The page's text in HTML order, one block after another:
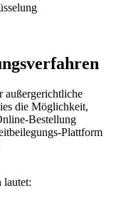
außergerichtliche
die Möglichkeit,
Bestellung
Plattform
lautet: